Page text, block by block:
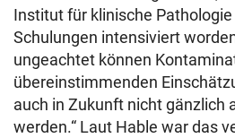
Institut für klinische
Schulungen intensiviert
ungeachtet können
übereinstimmenden
auch in Zukunft nicht gänzlich
werden.“ Laut Hable war das